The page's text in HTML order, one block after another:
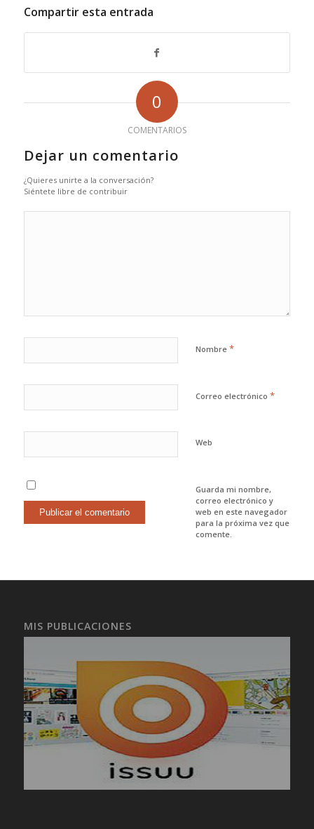
Compartir esta entrada
0
COMENTARIOS
Dejar un comentario
¿Quieres unirte a la conversación?
Siéntete libre de contribuir
Nombre *
Correo electrónico *
Web
Guarda mi nombre,
correo electrónico y
web en este navegador
para la próxima vez que
comente.
MIS PUBLICACIONES